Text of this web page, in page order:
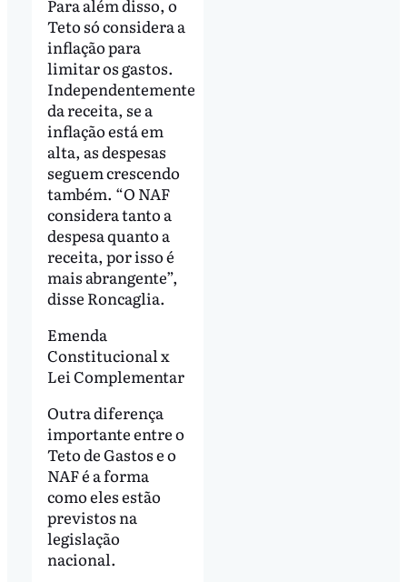
Para além disso, o
Teto só considera a
inflação para
limitar os gastos.
Independentemente
da receita, se a
inflação está em
alta, as despesas
seguem crescendo
também. “O NAF
considera tanto a
despesa quanto a
receita, por isso é
mais abrangente”,
disse Roncaglia.
Emenda
Constitucional x
Lei Complementar
Outra diferença
importante entre o
Teto de Gastos e o
NAF é a forma
como eles estão
previstos na
legislação
nacional.